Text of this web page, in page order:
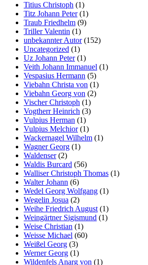
Titius Christoph (1)
Titz Johann Peter(1)
Traub Friedhelm (9)
Triller Valentin (1)
unbekannter Autor(152)
Uncategorized (1)
Uz Johann Peter(1)
Veith Johann Immanuel (1)
Vespasius Hermann (5)
Viebahn Christa von (1)
Viebahn Georg von (2)
Vischer Christoph (1)
Vogtherr Heinrich (3)
Vulpius Herman (1)
Vulpius Melchior(1)
Wackernagel Wilhelm (1)
Wagner Georg (1)
Waldenser(2)
Waldis Burcard (56)
Walliser Christoph Thomas (1)
Walter Johann (6)
Wedel Georg Wolfgang (1)
Wegelin Josua (2)
Weihe Friedrich August(1)
Weingärtner Sigismund (1)
Weise Christian (1)
Weisse Michael (60)
Weißel Georg (3)
Werner Georg (1)
Wildenfels Anarg von (1)